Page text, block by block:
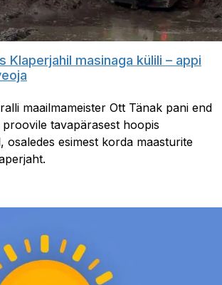
Klaperjahil masinaga külili – appi
maailmameister Ott Tänak pani end
tavapärasest hoopis
osaledes esimest korda maasturite